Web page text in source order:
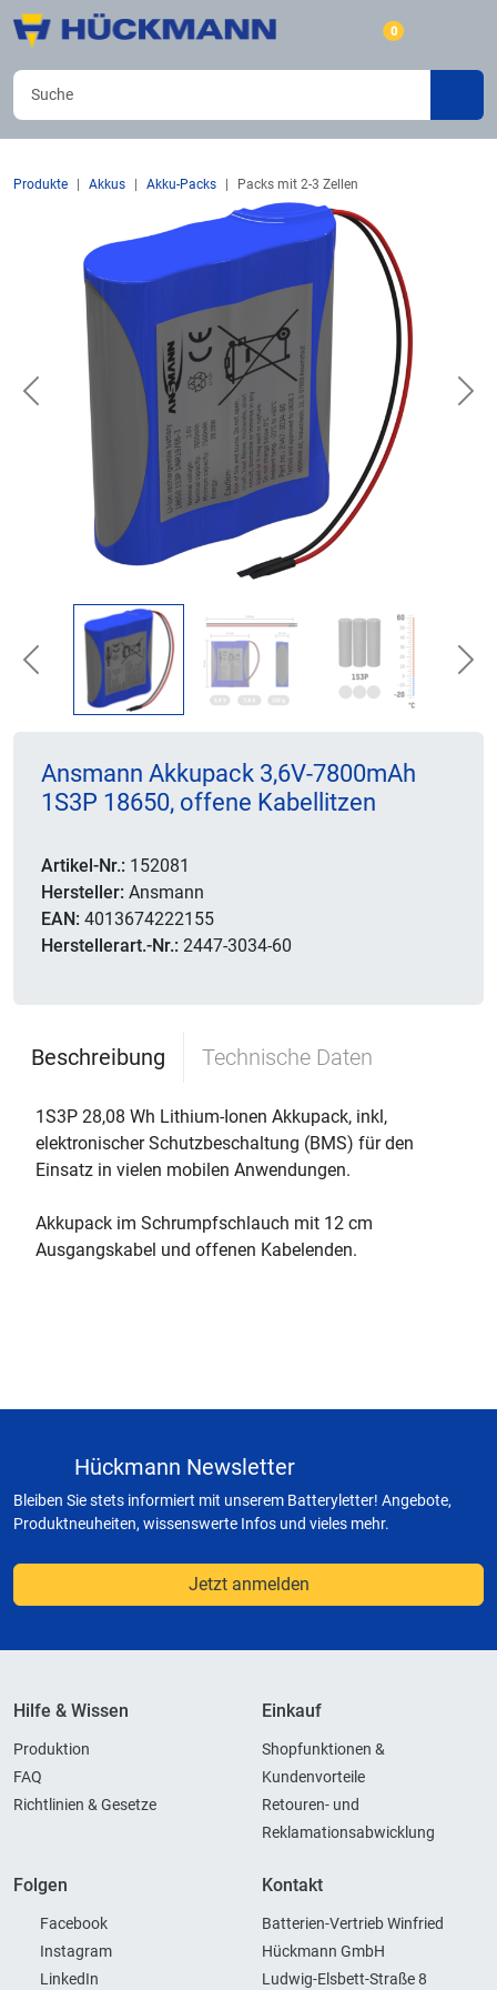
0
Produkte Akkus Akku-Packs Packs mit 2-3 Zellen
Previous
Previous
Ansmann Akkupack 3,6V-7800mAh
1S3P 18650, offene Kabellitzen
Artikel-Nr.: 152081
Hersteller: Ansmann
EAN: 4013674222155
Herstellerart.-Nr.: 2447-3034-60
Beschreibung Technische Daten
1S3P 28,08 Wh Lithium-Ionen Akkupack, inkl,
elektronischer Schutzbeschaltung (BMS) für den
Einsatz in vielen mobilen Anwendungen.
Akkupack im Schrumpfschlauch mit 12 cm
Ausgangskabel und offenen Kabelenden.
Hückmann Newsletter
Bleiben Sie stets informiert mit unserem Batteryletter! Angebote,
Produktneuheiten, wissenswerte Infos und vieles mehr.
Jetzt anmelden
Hilfe & Wissen
Produktion
FAQ
Richtlinien & Gesetze
Einkauf
Shopfunktionen &
Kundenvorteile
Retouren- und
Reklamationsabwicklung
Folgen
Facebook
Instagram
LinkedIn
Kontakt
Batterien-Vertrieb Winfried
Hückmann GmbH
Ludwig-Elsbett-Straße 8